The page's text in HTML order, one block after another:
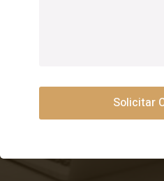
Solicitar